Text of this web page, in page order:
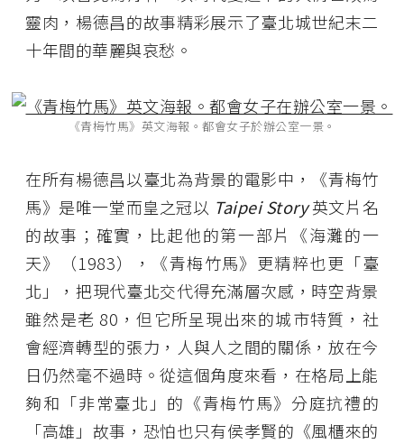
靈肉，楊德昌的故事精彩展示了臺北城世紀末二
十年間的華麗與哀愁。
《青梅竹馬》英文海報。都會女子於辦公室一景。
在所有楊德昌以臺北為背景的電影中，《青梅竹
馬》是唯一堂而皇之冠以 Taipei Story英文片名
的故事；確實，比起他的第一部片《海灘的一
天》（1983），《青梅竹馬》更精粹也更「臺
北」，把現代臺北交代得充滿層次感，時空背景
雖然是老 80，但它所呈現出來的城市特質，社
會經濟轉型的張力，人與人之間的關係，放在今
日仍然毫不過時。從這個角度來看，在格局上能
夠和「非常臺北」的《青梅竹馬》分庭抗禮的
「高雄」故事，恐怕也只有侯孝賢的《風櫃來的